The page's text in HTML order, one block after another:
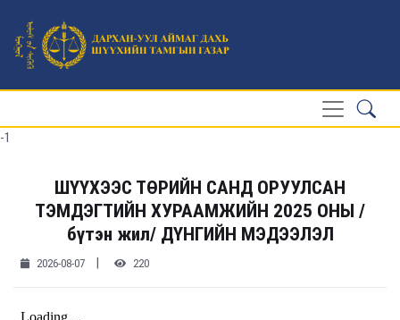
-1
ШҮҮХЭЭС ТӨРИЙН САНД ОРУУЛСАН
ТЭМДЭГТИЙН ХУРААМЖИЙН 2025 ОНЫ /
бүтэн жил/ ДҮНГИЙН МЭДЭЭЛЭЛ
2026-08-07 | 220